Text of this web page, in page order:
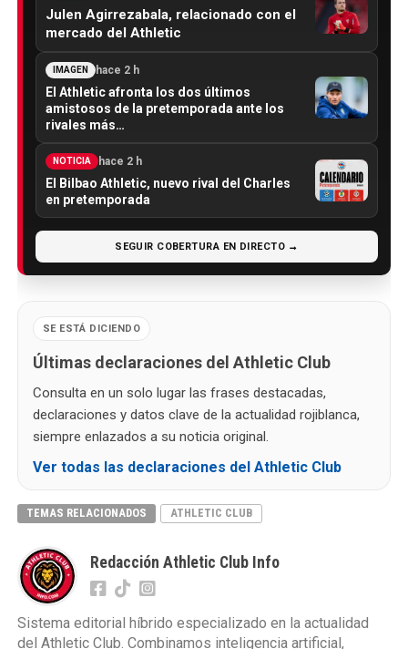
Julen Agirrezabala, relacionado con el
mercado del Athletic
IMAGEN hace 2 h
El Athletic afronta los dos últimos
amistosos de la pretemporada ante los
rivales más…
NOTICIA hace 2 h
El Bilbao Athletic, nuevo rival del Charles
en pretemporada
SEGUIR COBERTURA EN DIRECTO →
SE ESTÁ DICIENDO
Últimas declaraciones del Athletic Club
Consulta en un solo lugar las frases destacadas,
declaraciones y datos clave de la actualidad rojiblanca,
siempre enlazados a su noticia original.
Ver todas las declaraciones del Athletic Club
TEMAS RELACIONADOS ATHLETIC CLUB
Redacción Athletic Club Info
Sistema editorial híbrido especializado en la actualidad
del Athletic Club. Combinamos inteligencia artificial,